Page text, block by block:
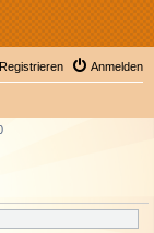
Anmelden
Registrieren